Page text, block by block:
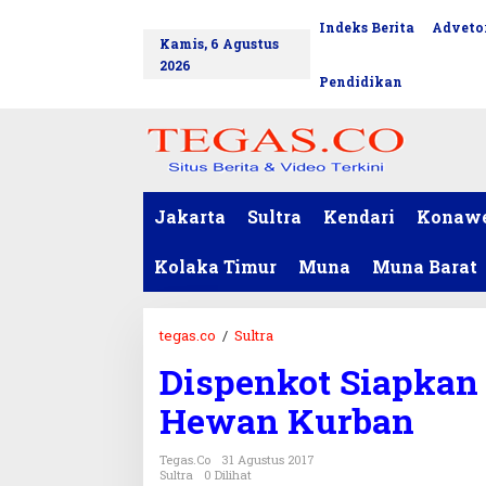
Kamis, 6 Agustus
2026
Indeks Berita
Pendidikan
Jakarta Sultra Kendari
Kolaka Timur Muna Muna Barat
tegas.co / Sultra
s
p
e
k
Dispenkot
Hewan Kurban
Tegas.co
31 Agustus 2017
Sultra
0 Dilihat